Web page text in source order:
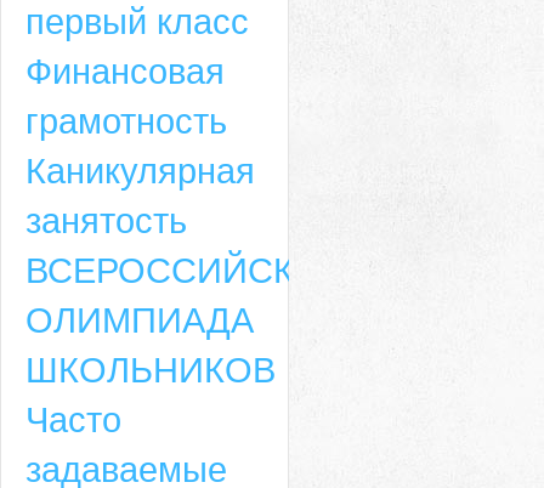
первый класс
Финансовая
грамотность
Каникулярная
занятость
ВСЕРОССИЙСКАЯ
ОЛИМПИАДА
ШКОЛЬНИКОВ
Часто
задаваемые